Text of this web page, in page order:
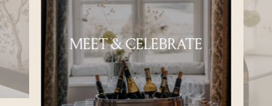
MEET & CELEBRATE